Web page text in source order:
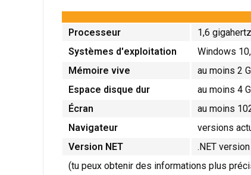
Processeur
1,6
Systèmes d'exploitation
Windows
Mémoire vive
au moins 2
Espace disque dur
au moins 4
Écran
au moins
Navigateur
versions
Version NET
.NET
(tu peux obtenir des informations plus